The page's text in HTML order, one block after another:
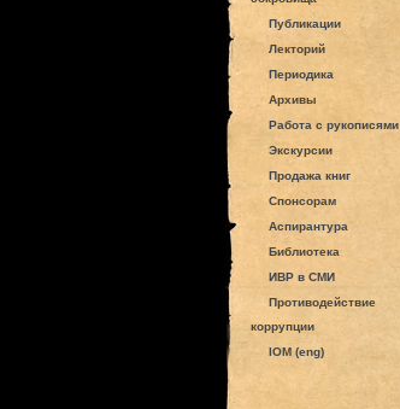
Публикации
Лекторий
Периодика
Архивы
Работа с рукописями
Экскурсии
Продажа книг
Спонсорам
Аспирантура
Библиотека
ИВР в СМИ
Противодействие
коррупции
IOM (eng)